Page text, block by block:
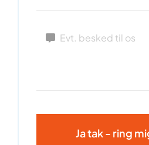
Ja tak - ring